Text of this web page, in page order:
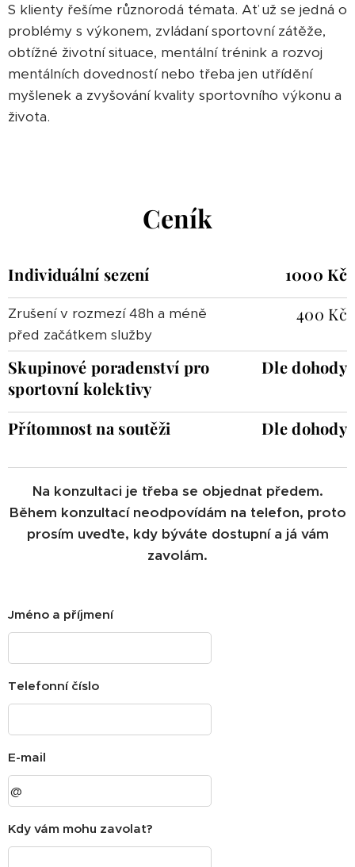
S klienty řešíme různorodá témata. Ať už se jedná o
problémy s výkonem, zvládaní sportovní zátěže,
obtížné životní situace, mentální trénink a rozvoj
mentálních dovedností nebo třeba jen utřídění
myšlenek a zvyšování kvality sportovního výkonu a
života.
Ceník
Individuální sezení 1000 Kč
Zrušení v rozmezí 48h a méně
před začátkem služby
400 Kč
Skupinové poradenství pro
sportovní kolektivy
Dle dohody
Přítomnost na soutěži Dle dohody
Na konzultaci je třeba se objednat předem.
Během konzultací neodpovídám na telefon, proto
prosím uveďte, kdy býváte dostupní a já vám
zavolám.
Jméno a příjmení
Telefonní číslo
E-mail
Kdy vám mohu zavolat?